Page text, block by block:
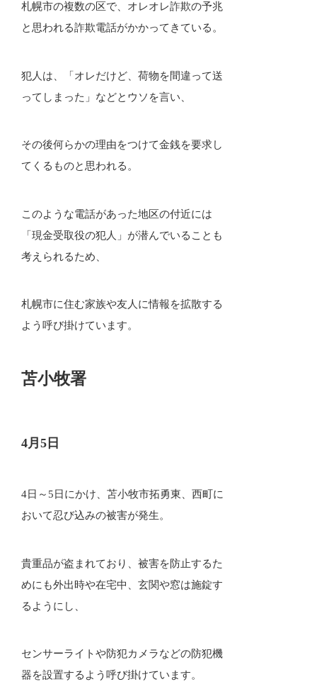
札幌市の複数の区で、オレオレ詐欺の予兆
と思われる詐欺電話がかかってきている。
犯人は、「オレだけど、荷物を間違って送
ってしまった」などとウソを言い、
その後何らかの理由をつけて金銭を要求し
てくるものと思われる。
このような電話があった地区の付近には
「現金受取役の犯人」が潜んでいることも
考えられるため、
札幌市に住む家族や友人に情報を拡散する
よう呼び掛けています。
苫小牧署
4月5日
4日～5日にかけ、苫小牧市拓勇東、西町に
おいて忍び込みの被害が発生。
貴重品が盗まれており、被害を防止するた
めにも外出時や在宅中、玄関や窓は施錠す
るようにし、
センサーライトや防犯カメラなどの防犯機
器を設置するよう呼び掛けています。